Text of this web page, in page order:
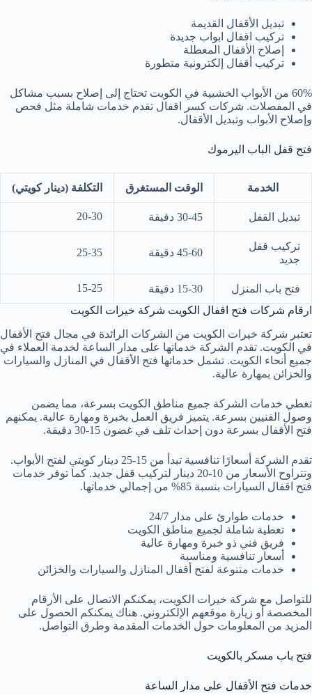
تبديل الأقفال القديمة
تركيب اقفال ابواب جديدة
إصلاح الأقفال المعطلة
تركيب أقفال إلكترونية متطورة
60% من الأبواب الخشبية في الكويت تحتاج إلى إصلاح بسبب مشاكل
في المفصلات. شركات كسر اقفال تقدم خدمات شاملة مثل فحص
وإصلاح الأبواب وتبديل الأقفال.
فتح قفل الباب اليرموك
الخدمة الوقت المستغرق التكلفة (دينار كويتي)
تبديل القفل 30-45 دقيقة 20-30
تركيب قفل
جديد
45-60 دقيقة 25-35
فتح باب المنزل 15-30 دقيقة
15-25
ارقام شركات فتح اقفال الكويت شركة خيرات الكويت
تعتبر شركة خيرات الكويت من الشركات الرائدة في مجال فتح الأقفال
في الكويت. تقدم الشركة خدماتها على مدار الساعة لخدمة العملاء في
جميع أنحاء الكويت. تشمل خدماتها فتح الأقفال في المنازل والسيارات
والخزائن بمهارة عالية.
تغطي خدمات الشركة جميع مناطق الكويت بسرعة، مما يضمن
وصول الفنيين بسرعة. يتميز فريق العمل بخبرة ومهارة عالية. يمكنهم
فتح الأقفال بسرعة دون إحداث تلف في غضون 15-30 دقيقة.
تقدم الشركة أسعارًا تنافسية تبدأ من 15-25 دينار كويتي لفتح الأبواب.
وتتراوح الأسعار من 10-20 دينار لتركيب قفل جديد. كما توفر خدمات
فتح اقفال السيارات بنسبة 85% من إجمالي خدماتها.
خدمات طوارئ على مدار 24/7
تغطية شاملة لجميع مناطق الكويت
فريق فني ذو خبرة ومهارة عالية
أسعار تنافسية ومناسبة
خدمات متنوعة لفتح أقفال المنازل والسيارات والخزائن
للتواصل مع شركة خيرات الكويت، يمكنكم الاتصال على الأرقام
المخصصة أو زيارة موقعهم الإلكتروني. هناك يمكنكم الحصول على
المزيد من المعلومات حول الخدمات المقدمة وطرق التواصل.
فتح باب مسكر بالكويت
خدمات فتح الأقفال على مدار الساعة